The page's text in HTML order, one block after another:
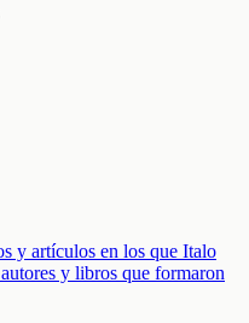
y artículos en los que Italo
y libros que formaron